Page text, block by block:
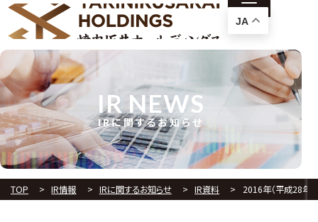
IRに関するお知らせ
IR NEWS
TOP IR情報 IRに関するお知らせ IR資料 2016年（平成28年
JA